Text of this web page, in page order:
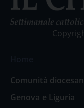
Comunità
Genova e Liguria